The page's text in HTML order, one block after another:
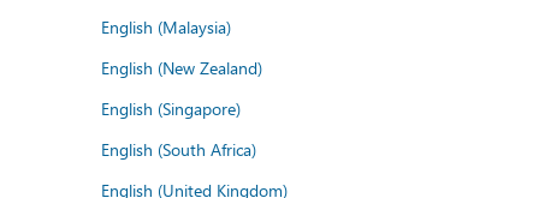
English (Malaysia)
English (New Zealand)
English (Singapore)
English (South Africa)
English (United Kingdom)